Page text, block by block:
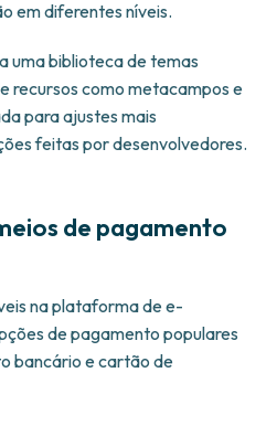
em diferentes níveis.
uma biblioteca de temas
recursos como metacampos e
para ajustes mais
feitas por desenvolvedores.
de pagamento
na plataforma de e-
de pagamento populares
bancário e cartão de